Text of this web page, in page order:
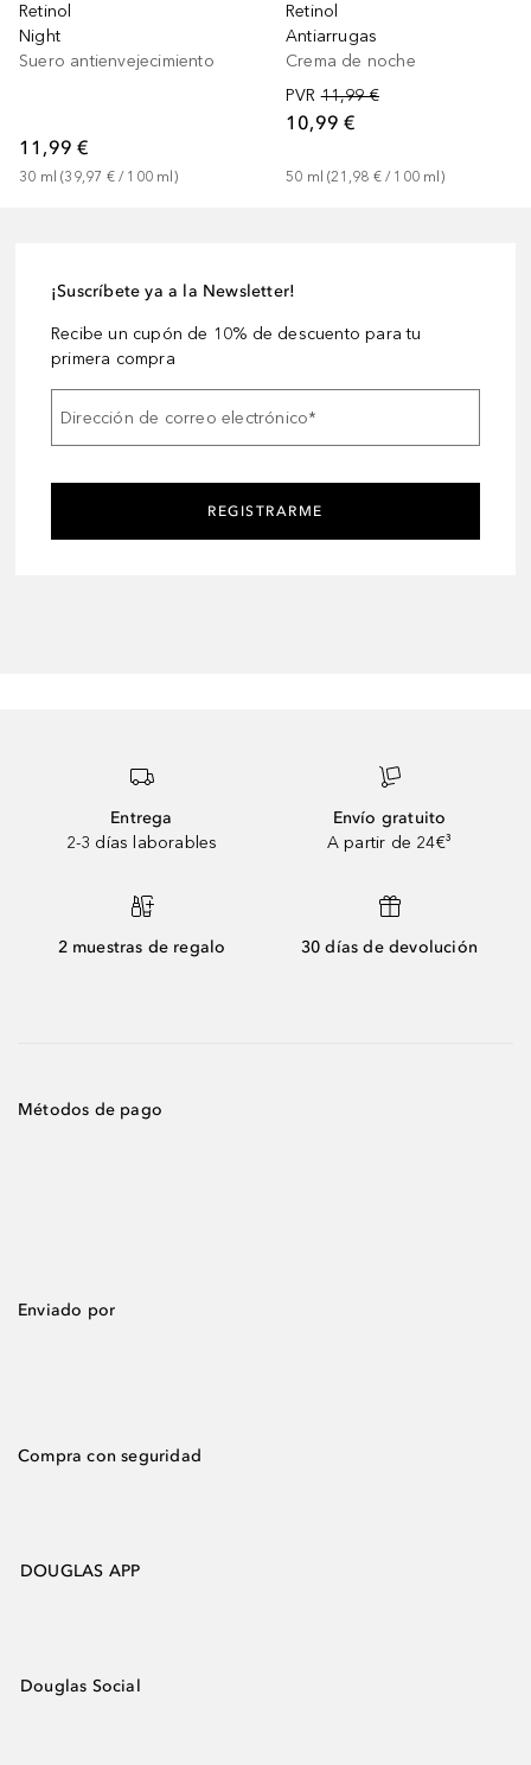
Retinol
Night
Suero antienvejecimiento
11,99 €
30 ml (39,97 € / 100 ml )
Retinol
Antiarrugas
Crema de noche
PVR 11,99 €
10,99 €
50 ml (21,98 € / 100 ml )
¡Suscríbete ya a la Newsletter!
Recibe un cupón de 10% de descuento para tu
primera compra
Dirección de correo electrónico*
REGISTRARME
Entrega
2-3 días laborables
Envío gratuito
A partir de 24€³
2 muestras de regalo 30 días de devolución
Métodos de pago
Enviado por
Compra con seguridad
DOUGLAS APP
Douglas Social